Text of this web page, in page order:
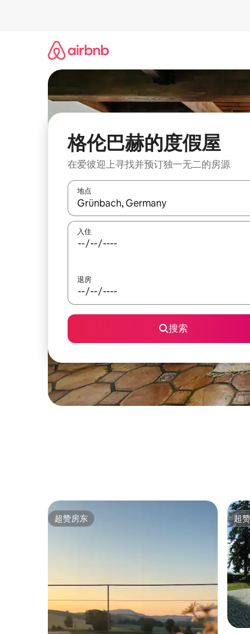
格伦巴赫的度假屋
在爱彼迎上寻找并预订独一无二的房源
地点
如有搜索结果，请使用上下方向键查看，或通
入住
退房
搜索
超赞房东
超赞房东 超
超